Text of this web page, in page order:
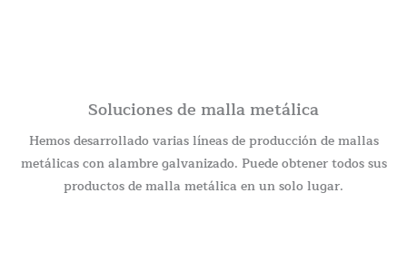
Soluciones de malla metálica
Hemos desarrollado varias líneas de producción de mallas
metálicas con alambre galvanizado. Puede obtener todos sus
productos de malla metálica en un solo lugar.